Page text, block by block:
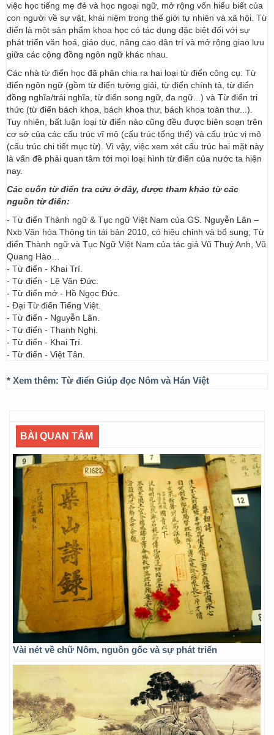
việc học tiếng mẹ đẻ và học ngoại ngữ, mở rộng vốn hiểu biết của
con người về sự vật, khái niệm trong thế giới tự nhiên và xã hội. Từ
điển là một sản phẩm khoa học có tác dụng đặc biệt đối với sự
phát triển văn hoá, giáo dục, nâng cao dân trí và mở rộng giao lưu
giữa các cộng đồng ngôn ngữ khác nhau.
Các nhà từ điển học đã phân chia ra hai loại từ điển công cụ: Từ
điển ngôn ngữ (gồm từ điển tường giải, từ điển chính tả, từ điển
đồng nghĩa/trái nghĩa, từ điển song ngữ, đa ngữ...) và Từ điển tri
thức (từ điển bách khoa, bách khoa thư, bách khoa toàn thư...).
Tuy nhiên, bất luận loại từ điển nào cũng đều được biên soạn trên
cơ sở của các cấu trúc vĩ mô (cấu trúc tổng thể) và cấu trúc vi mô
(cấu trúc chi tiết mục từ). Vì vậy, việc xem xét cấu trúc hai mặt này
là vấn đề phải quan tâm tới mọi loại hình từ điển của nước ta hiện
nay.
Các cuốn từ điển tra cứu ở đây, được tham khảo từ các
nguồn từ điển:
- Từ điển Thành ngữ & Tục ngữ Việt Nam của GS. Nguyễn Lân –
Nxb Văn hóa Thông tin tái bản 2010, có hiệu chỉnh và bổ sung; Từ
điển Thành ngữ và Tục Ngữ Việt Nam của tác giả Vũ Thuý Anh, Vũ
Quang Hào…
- Từ điển - Khai Trí.
- Từ điển - Lê Văn Đức.
- Từ điển mở - Hồ Ngọc Đức.
- Đại Từ điển Tiếng Việt.
- Từ điển - Nguyễn Lân.
- Từ điển - Thanh Nghị.
- Từ điển - Khai Trí.
- Từ điển - Việt Tân.
* Xem thêm: Từ điển Giúp đọc Nôm và Hán Việt
BÀI QUAN TÂM
Vài nét về chữ Nôm, nguồn gốc và sự phát triển